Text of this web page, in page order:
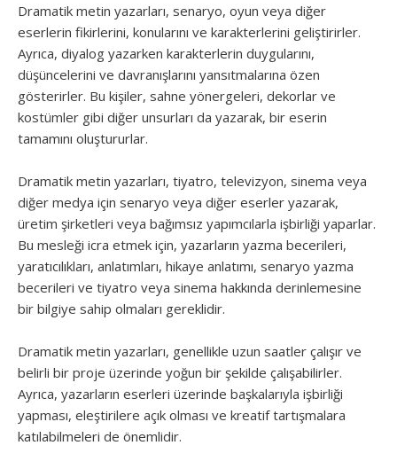
Dramatik metin yazarları, senaryo, oyun veya diğer
eserlerin fikirlerini, konularını ve karakterlerini geliştirirler.
Ayrıca, diyalog yazarken karakterlerin duygularını,
düşüncelerini ve davranışlarını yansıtmalarına özen
gösterirler. Bu kişiler, sahne yönergeleri, dekorlar ve
kostümler gibi diğer unsurları da yazarak, bir eserin
tamamını oluştururlar.
Dramatik metin yazarları, tiyatro, televizyon, sinema veya
diğer medya için senaryo veya diğer eserler yazarak,
üretim şirketleri veya bağımsız yapımcılarla işbirliği yaparlar.
Bu mesleği icra etmek için, yazarların yazma becerileri,
yaratıcılıkları, anlatımları, hikaye anlatımı, senaryo yazma
becerileri ve tiyatro veya sinema hakkında derinlemesine
bir bilgiye sahip olmaları gereklidir.
Dramatik metin yazarları, genellikle uzun saatler çalışır ve
belirli bir proje üzerinde yoğun bir şekilde çalışabilirler.
Ayrıca, yazarların eserleri üzerinde başkalarıyla işbirliği
yapması, eleştirilere açık olması ve kreatif tartışmalara
katılabilmeleri de önemlidir.